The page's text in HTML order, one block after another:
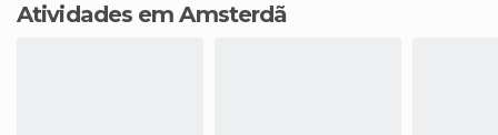
Atividades em Amsterdã